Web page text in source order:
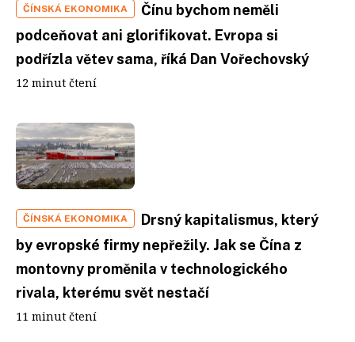
ČÍNSKÁ EKONOMIKA
Čínu bychom neměli
podceňovat ani glorifikovat. Evropa si
podřízla větev sama, říká Dan Vořechovský
12 minut čtení
ČÍNSKÁ EKONOMIKA
Drsný kapitalismus, který
by evropské firmy nepřežily. Jak se Čína z
montovny proměnila v technologického
rivala, kterému svět nestačí
11 minut čtení